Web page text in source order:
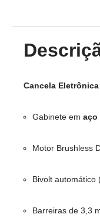
Cancela
Gabinete em aço
Motor Brushless
Bivolt automático
Barreiras de 3,3